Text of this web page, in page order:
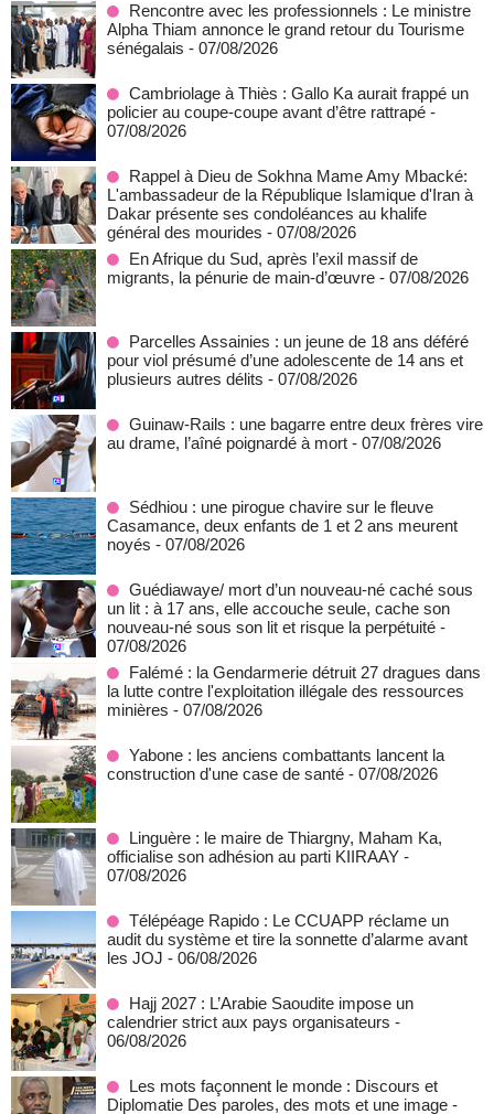
Rencontre avec les professionnels : Le ministre
Alpha Thiam annonce le grand retour du Tourisme
sénégalais - 07/08/2026
Cambriolage à Thiès : Gallo Ka aurait frappé un
policier au coupe-coupe avant d’être rattrapé -
07/08/2026
Rappel à Dieu de Sokhna Mame Amy Mbacké:
L'ambassadeur de la République Islamique d'Iran à
Dakar présente ses condoléances au khalife
général des mourides - 07/08/2026
En Afrique du Sud, après l’exil massif de
migrants, la pénurie de main-d’œuvre - 07/08/2026
Parcelles Assainies : un jeune de 18 ans déféré
pour viol présumé d’une adolescente de 14 ans et
plusieurs autres délits - 07/08/2026
Guinaw-Rails : une bagarre entre deux frères vire
au drame, l’aîné poignardé à mort - 07/08/2026
Sédhiou : une pirogue chavire sur le fleuve
Casamance, deux enfants de 1 et 2 ans meurent
noyés - 07/08/2026
Guédiawaye/ mort d’un nouveau-né caché sous
un lit : à 17 ans, elle accouche seule, cache son
nouveau-né sous son lit et risque la perpétuité -
07/08/2026
Falémé : la Gendarmerie détruit 27 dragues dans
la lutte contre l'exploitation illégale des ressources
minières - 07/08/2026
Yabone : les anciens combattants lancent la
construction d'une case de santé - 07/08/2026
Linguère : le maire de Thiargny, Maham Ka,
officialise son adhésion au parti KIIRAAY -
07/08/2026
Télépéage Rapido : Le CCUAPP réclame un
audit du système et tire la sonnette d’alarme avant
les JOJ - 06/08/2026
Hajj 2027 : L’Arabie Saoudite impose un
calendrier strict aux pays organisateurs -
06/08/2026
Les mots façonnent le monde : Discours et
Diplomatie Des paroles, des mots et une image -